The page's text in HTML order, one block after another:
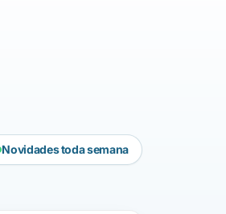
Novidades toda semana